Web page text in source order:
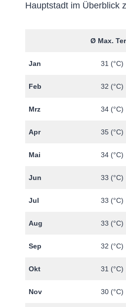
Hauptstadt im Überblick
Ø Max.
Jan 31 (°C)
Feb 32 (°C)
Mrz 34 (°C)
Apr 35 (°C)
Mai 34 (°C)
Jun 33 (°C)
Jul 33 (°C)
Aug 33 (°C)
Sep 32 (°C)
Okt 31 (°C)
Nov 30 (°C)